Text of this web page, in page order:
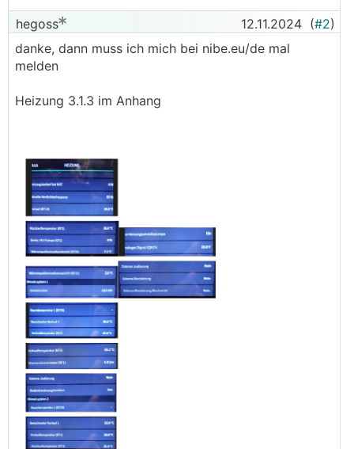
hegoss 12.11.2024 (#2)
danke, dann muss ich mich bei nibe.eu/de mal
melden
Heizung 3.1.3 im Anhang